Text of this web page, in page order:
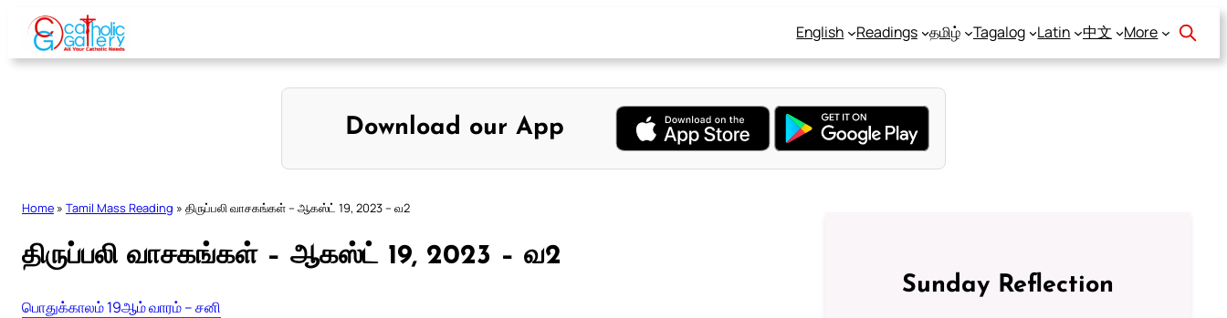
Skip
content
English Readings தமிழ் Tagalog Latin 中文 More
Download our App
Home » Tamil Mass Reading » திருப்பலி வாசகங்கள் – ஆகஸ்ட் 19, 2023 – வ2
திருப்பலி வாசகங்கள் – ஆகஸ்ட் 19, 2023 – வ2
பொதுக்காலம் 19ஆம் வாரம் – சனி
Sunday Reflection